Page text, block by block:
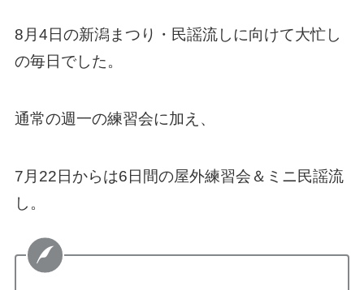
8月4日の新潟まつり・民謡流しに向けて大忙し
の毎日でした。
通常の週一の練習会に加え、
7月22日からは6日間の屋外練習会＆ミニ民謡流
し。